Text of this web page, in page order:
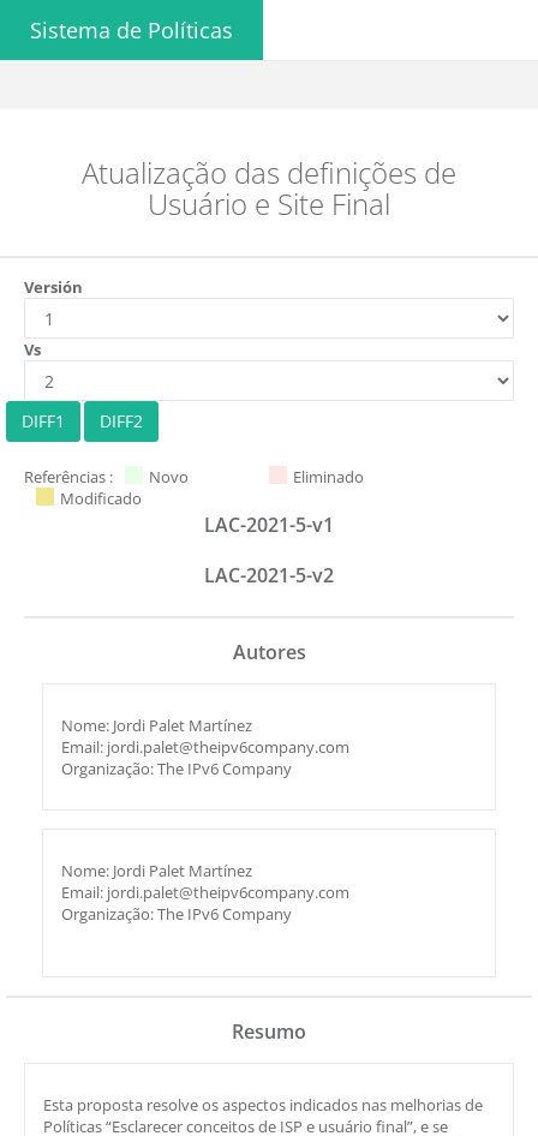
Sistema de Políticas
Atualização das definições de
Usuário e Site Final
Versión
Vs
Referências : Novo
Eliminado
Modificado
LAC-2021-5-v1
LAC-2021-5-v2
Autores
Nome: Jordi Palet Martínez
Email: jordi.palet@theipv6company.com
Organização: The IPv6 Company
Nome: Jordi Palet Martínez
Email: jordi.palet@theipv6company.com
Organização: The IPv6 Company
Resumo
Esta proposta resolve os aspectos indicados nas melhorias de
Políticas “Esclarecer conceitos de ISP e usuário final”, e se